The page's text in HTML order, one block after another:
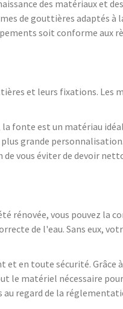
des matériaux et
de gouttières adaptés à
soit conforme aux
et leurs fixations. Les
la fonte est un matériau
grande
de vous éviter de devoir
rénovée, vous pouvez la
de l'eau. Sans eux,
en toute sécurité. Grâce à
le matériel nécessaire
regard de la